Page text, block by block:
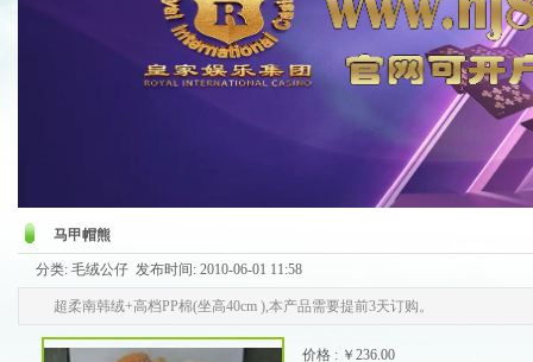
马甲帽熊
分类: 毛绒公仔 发布时间: 2010-06-01 11:58
超柔南韩绒+高档PP棉(坐高40cm ),本产品需要提前3天订购。
价格 : ￥236.00